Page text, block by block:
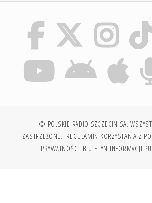
© POLSKIE RADIO SZCZECIN SA.
ZASTRZEŻONE. REGULAMIN KORZYSTANIA Z
PRYWATNOŚCI BIULETYN INFORMACJI